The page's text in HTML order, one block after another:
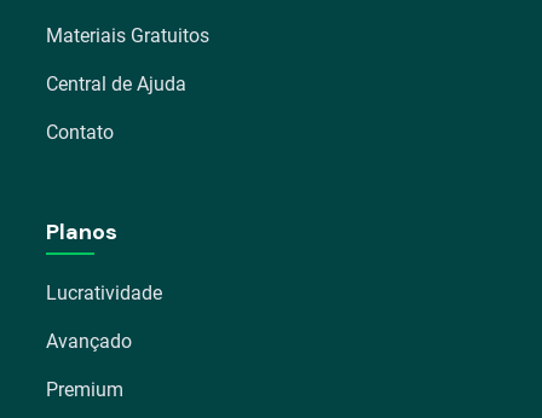
Materiais Gratuitos
Central de Ajuda
Contato
Planos
Lucratividade
Avançado
Premium